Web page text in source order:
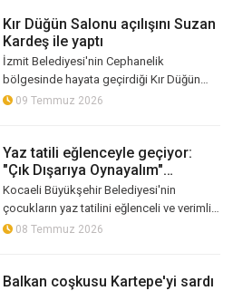
Kır Düğün Salonu açılışını Suzan
Kardeş ile yaptı
İzmit Belediyesi'nin Cephanelik
bölgesinde hayata geçirdiği Kır Düğün
Salonu ve Sosyal Yaşam Alanı
09 Temmuz 2026
Yaz tatili eğlenceyle geçiyor:
"Çık Dışarıya Oynayalım"
coşkusu sürüyor
Kocaeli Büyükşehir Belediyesi'nin
çocukların yaz tatilini eğlenceli ve verimli
geçirmesi amacıyla düzenlediği "Çık
08 Temmuz 2026
Balkan coşkusu Kartepe'yi sardı